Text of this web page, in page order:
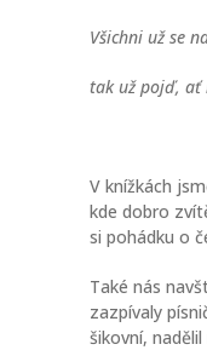
Všichni už se
tak už pojď, ať
V knížkách
kde dobro
si pohádku o
Také nás
zazpívaly
šikovní,